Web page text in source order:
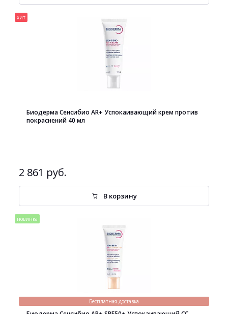
хит
Биодерма Сенсибио AR+ Успокаивающий крем против
покраснений 40 мл
2 861 руб.
В корзину
новинка
Бесплатная доставка